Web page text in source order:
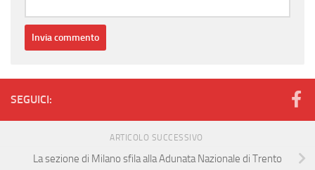
SEGUICI:
ARTICOLO SUCCESSIVO
La sezione di Milano sfila alla Adunata Nazionale di Trento